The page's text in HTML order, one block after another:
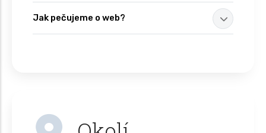
Jak pečujeme o web?